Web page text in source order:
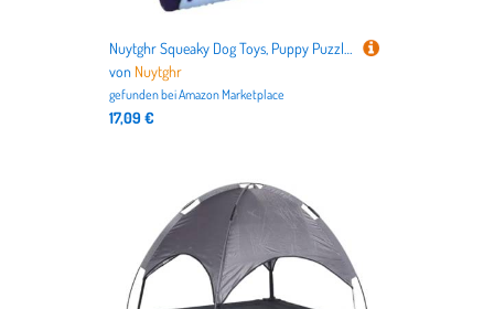
Nuytghr Squeaky Dog Toys, Puppy Puzzle Book, Interactive Pet Toy with Chew Features, 7.87x7.87x1.57inches Fun & Engaging Squeaky Toy for Small & Medium Dogs, Perfect for Playtime
von Nuytghr
gefunden beiAmazon Marketplace
17,09 €